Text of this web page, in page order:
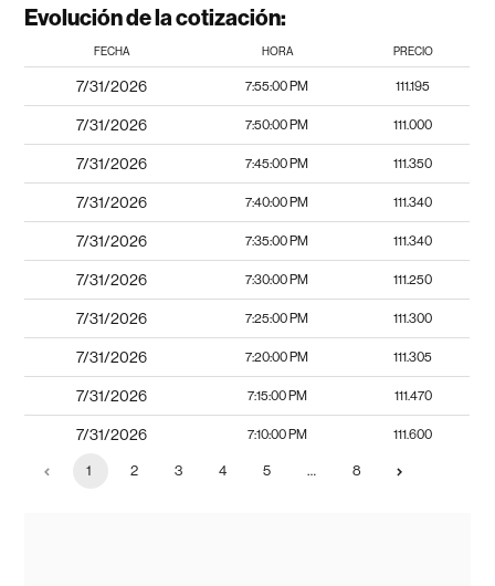
Evolución de la cotización:
FECHA HORA PRECIO
7/31/2026 7:55:00 PM 111.195
7/31/2026 7:50:00 PM 111.000
7/31/2026 7:45:00 PM 111.350
7/31/2026 7:40:00 PM 111.340
7/31/2026 7:35:00 PM 111.340
7/31/2026 7:30:00 PM 111.250
7/31/2026 7:25:00 PM 111.300
7/31/2026 7:20:00 PM 111.305
7/31/2026 7:15:00 PM 111.470
7/31/2026 7:10:00 PM 111.600
1 2 3 4 5 … 8